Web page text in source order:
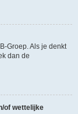
Groep. Als je denkt
dan de
of wettelijke